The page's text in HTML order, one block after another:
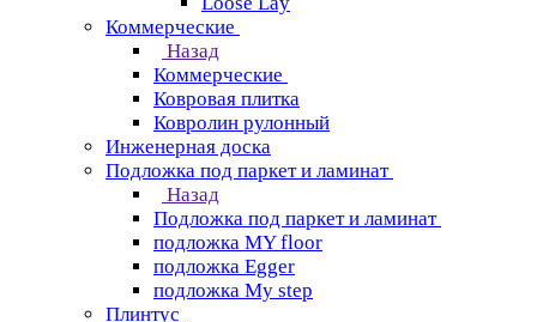
Коммерческие
Назад
Коммерческие
Ковровая плитка
Ковролин рулонный
Инженерная доска
Подложка под паркет и ламинат
Назад
Подложка под паркет и ламинат
подложка MY floor
подложка Egger
подложка My step
Плинтус